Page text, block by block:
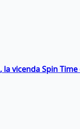
la vicenda Spin